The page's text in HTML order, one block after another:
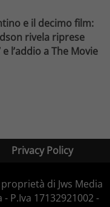
e il decimo film:
rivela riprese
l’addio a The Movie
Privacy Policy
di Jws Media
P.Iva 17132921002 -